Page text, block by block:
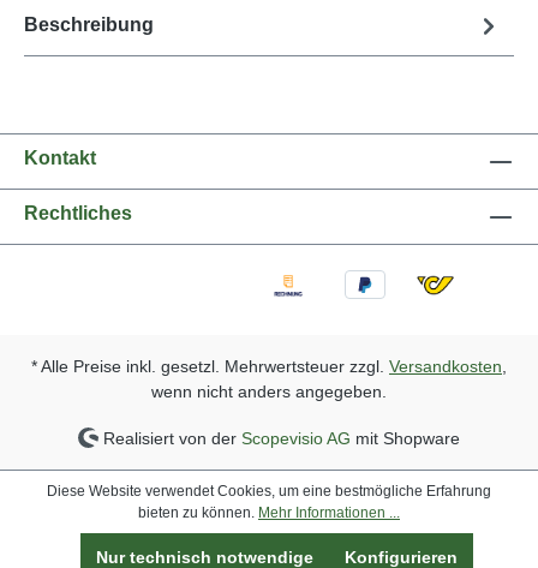
Beschreibung
Kontakt
Rechtliches
* Alle Preise inkl. gesetzl. Mehrwertsteuer zzgl. Versandkosten
wenn nicht anders angegeben.
Realisiert von der Scopevisio AG mit Shopware
Diese Website verwendet Cookies, um eine bestmögliche Erfahrung
bieten zu können. Mehr Informationen ...
Nur technisch notwendige Konfigurieren